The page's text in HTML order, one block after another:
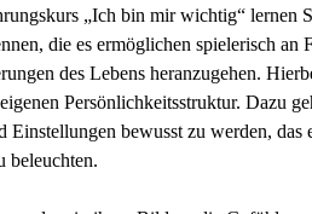
„Ich bin mir wichtig“ lernen
die es ermöglichen spielerisch an
des Lebens heranzugehen.
Persönlichkeitsstruktur. Dazu
Einstellungen bewusst zu werden,
beleuchten.